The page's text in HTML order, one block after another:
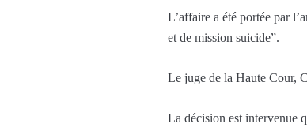
L’affaire a été portée par
et de mission suicide”.
Le juge de la Haute Cour,
La décision est intervenue